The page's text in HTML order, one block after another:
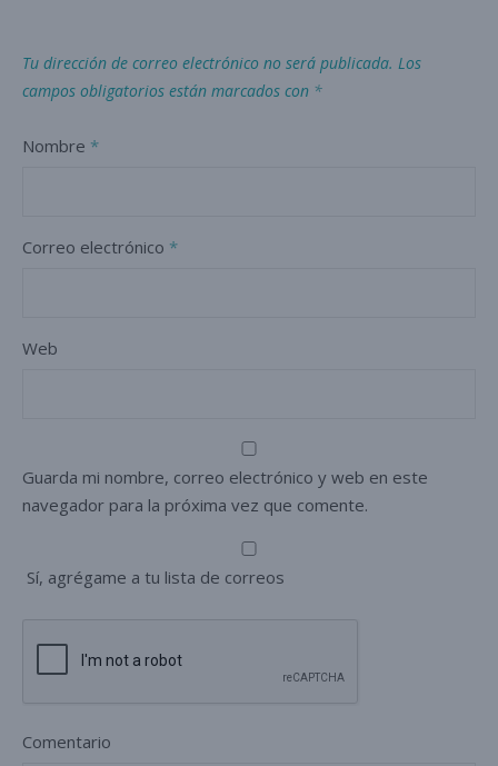
Tu dirección de correo electrónico no será publicada. Los
campos obligatorios están marcados con *
Nombre *
Correo electrónico *
Web
Guarda mi nombre, correo electrónico y web en este
navegador para la próxima vez que comente.
Sí, agrégame a tu lista de correos
Comentario